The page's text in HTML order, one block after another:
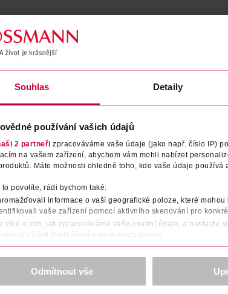
Souhlas Detaily
používání vašich údajů
2 partneři zpracováváme vaše údaje (jako např. číslo IP)
na vašem zařízení, abychom vám mohli nabízet
Máte možnosti ohledně toho, kdo vaše údaje používá
to povolíte, rádi bychom také:
informace o vaší geografické poloze, které
vaše zařízení pomocí aktivního skenování pro
více o tom, jak zpracováváme vaše osobní údaje, a nastavte
v části Prohlášení o souborech cookie.
stránek, personalizaci obsahu a reklam, funkcí sociálních
prohlášení o ochraně osobních údajů.
za pochopení. >více o cookies<
Odmítnout vše
úroveň pH 4.5 Tento osvěžující čisticí gel pro
plastu (kromě pumpičky a etikety)
kde existují recyklační zařízení)